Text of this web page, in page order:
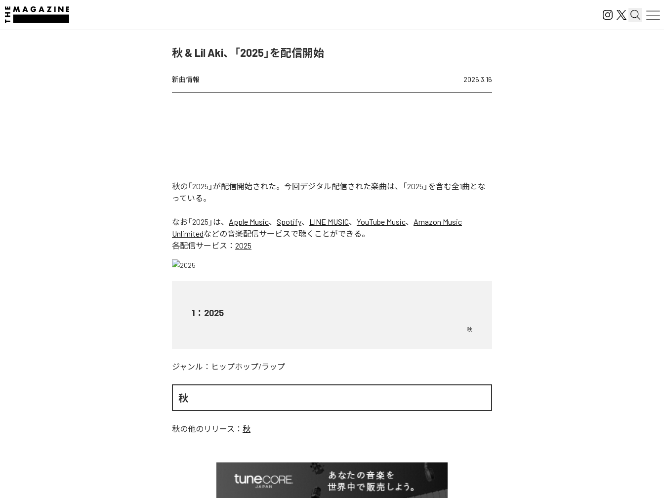
秋 & Lil Aki、「2025」を配信開始
新曲情報 2026.3.16
秋の「2025」が配信開始された。今回デジタル配信された楽曲は、「2025」を含む全1曲とな
っている。
なお「2025 」は、 Apple Music、 Spotify、 LINE MUSIC、 YouTube Music、 Amazon Music
Unlimitedなどの音楽配信サービスで聴くことができる。
各配信サービス： 2025
1 ： 2025
秋
ジャンル： ヒップホップ/ラップ
秋
秋の他のリリース： 秋